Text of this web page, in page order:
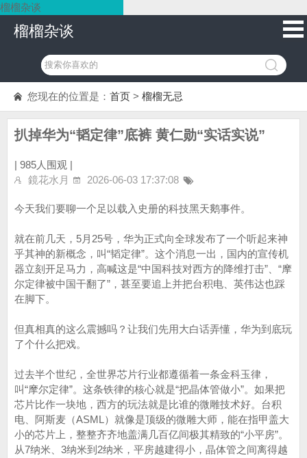
榴榴杂谈
榴榴杂谈
您现在的位置是： 首页 > 榴榴无忌
扒掉华为“韬定律”底裤 黄仁勋“实话实说”
| 985人围观 |
鏡花水月
2026-06-03 17:37:08
今天我们要聊一个足以载入史册的科技黑天鹅事件。
就在前几天，5月25号，华为正式向全球发布了一个听起来神
乎其神的新概念，叫“韬定律”。这个消息一出，国内的宣传机
器立刻开足马力，高喊这是“中国科技对西方的降维打击”、“摩
尔定律被中国干翻了”，甚至要追上并把台积电、英伟达也踩
在脚下。
但真相真的这么震撼吗？让我们先用大白话弄懂，华为到底玩
了个什么把戏。
过去半个世纪，全世界芯片行业都遵循着一条金科玉律，
叫“摩尔定律”。这条铁律的核心就是“把晶体管做小”。如果把
芯片比作一块地，西方的玩法就是比谁的微雕技术好。台积
电、阿斯麦（ASML）就像是顶级的微雕大师，能在指甲盖大
小的芯片上，整整齐齐地盖满几百亿间极其精致的“小平房”。
从7纳米、3纳米到2纳米，平房越建得小，晶体管之间离得越